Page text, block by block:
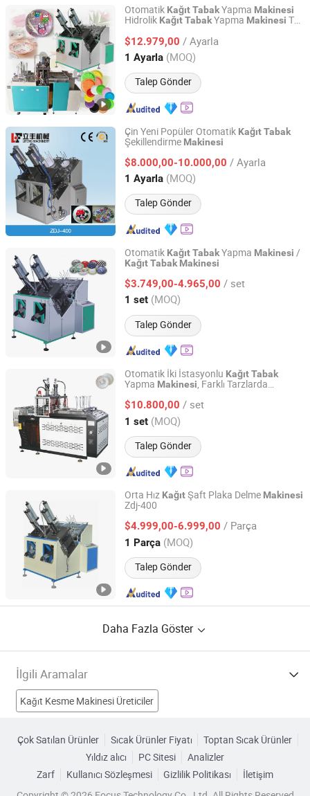
Otomatik KağıtTabakYapma Makinesi
Hidrolik KağıtTabakYapma Makinesi Tek
Fiyatı
$12.979,00 / Ayarla
1 Ayarla (MOQ)
Talep Gönder
Zhengzhou Dream Machinery Co., Ltd.
Henan, China Fiyat 2026
Çin Yeni Popüler Otomatik KağıtTabak
Şekillendirme Makinesi
$8.000,00-10.000,00 / Ayarla
1 Ayarla (MOQ)
Talep Gönder
Wenzhou Toppro Machinery Co., Ltd.
Zhejiang, China Fiyat 2004
Otomatik KağıtTabakYapma Makinesi /
KağıtTabak Makinesi
$3.749,00-4.965,00 / set
1 set (MOQ)
Talep Gönder
Zhengzhou Honest Machinery Co., Ltd.
Henan, China Fiyat 2014
Otomatik İki İstasyonlu KağıtTabak
Yapma Makinesi, Farklı Tarzlarda
$10.800,00 / set
1 set (MOQ)
Talep Gönder
Fuzhou Machbox I&E Co., Ltd
Fujian, China Fiyat 2024
Orta Hız Kağıt Şaft Plaka Delme Makinesi
Zdj-400
$4.999,00-6.999,00 / Parça
1 Parça (MOQ)
Talep Gönder
ZHEJIANG CHINAWORLD MACHINERY CO., LTD.
Zhejiang, China Fiyat 2014
Daha Fazla Göster
İlgili Aramalar
Kağıt Kesme Makinesi Üreticiler
kağıt teneke makinesi Fabrikalar
Çok Satılan Ürünler Sıcak Ürünler Fiyatı
Toptan Sıcak Ürünler
Yıldız alıcı
PC Sitesi
Analizler
Zarf
Kullanıcı Sözleşmesi Gizlilik Politikası
İletişim